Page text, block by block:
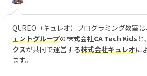
QUREO（キュレオ）プログラミング教室は
ェントグループの株式会社CA Tech Kids と、
クスが共同で運営する株式会社キュレオに
ます。